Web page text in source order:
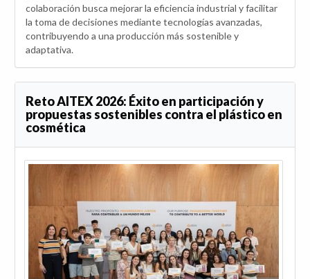
colaboración busca mejorar la eficiencia industrial y facilitar
la toma de decisiones mediante tecnologías avanzadas,
contribuyendo a una producción más sostenible y
adaptativa.
Reto AITEX 2026: Éxito en participación y
propuestas sostenibles contra el plástico en
cosmética